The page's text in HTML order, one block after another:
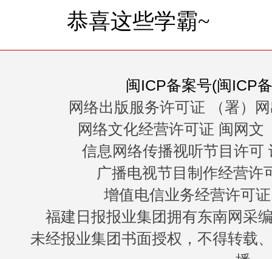
恭喜这些学霸~
闽ICP备案号(闽ICP
网络出版服务许可证 （署）
网络文化经营许可证 闽网文
信息网络传播视听节目许可
广播电视节目制作经营许
增值电信业务经营许可
福建日报报业集团拥有东南网采
未经报业集团书面授权，不得转载